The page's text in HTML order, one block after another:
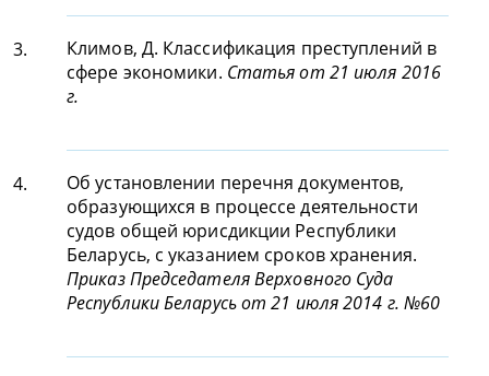
3.
Климов, Д. Классификация преступлений в
сфере экономики. Статья от 21 июля 2016
г.
4.
Об установлении перечня документов,
образующихся в процессе деятельности
судов общей юрисдикции Республики
Беларусь, с указанием сроков хранения.
Приказ Председателя Верховного Суда
Республики Беларусь от 21 июля 2014 г. №60